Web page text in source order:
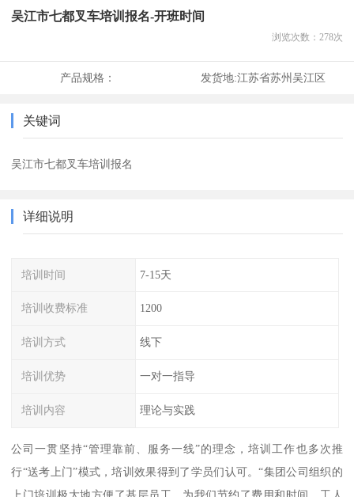
吴江市七都叉车培训报名-开班时间
浏览次数： 278次
产品规格： 发货地:江苏省苏州吴江区
关键词
吴江市七都叉车培训报名
详细说明
培训时间 7-15天
培训收费标准 1200
培训方式 线下
培训优势 一对一指导
培训内容 理论与实践
公司一贯坚持“管理靠前、服务一线”的理念，培训工作也多次推
行“送考上门”模式，培训效果得到了学员们认可。“集团公司组织的
上门培训极大地方便了基层员工，为我们节约了费用和时间，工人